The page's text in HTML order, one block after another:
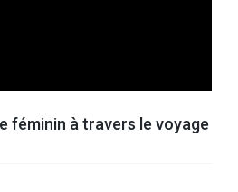
féminin à travers le voyage